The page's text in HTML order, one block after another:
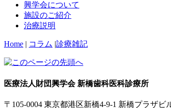
興学会について
施設のご紹介
治療説明
Home | コラム |診療雑記
医療法人財団興学会 新橋歯科医科診療所
〒105-0004 東京都港区新橋4-9-1 新橋プラザ